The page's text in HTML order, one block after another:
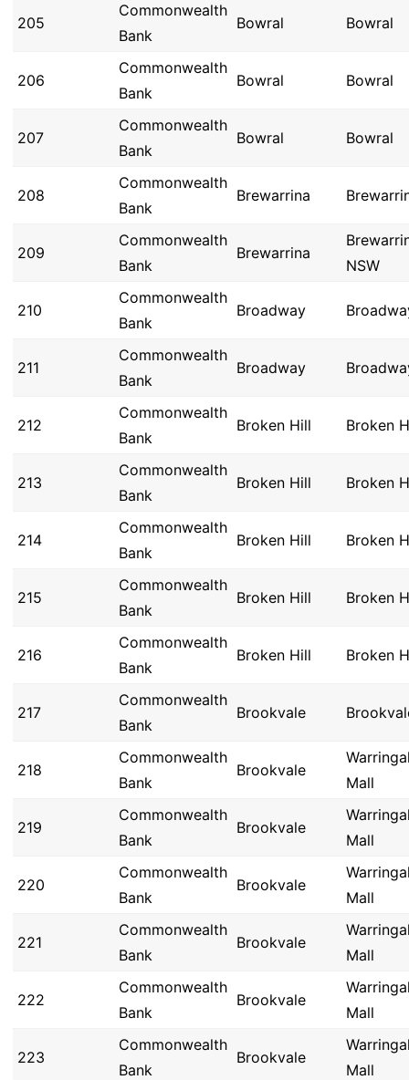
205
Commonwealth
Bank
Bowral Bowral
206
Commonwealth
Bank
Bowral Bowral
207
Commonwealth
Bank
Bowral Bowral
208
Commonwealth
Bank
Brewarrina
209
Commonwealth
Bank
Brewarrina
NSW
210
Commonwealth
Bank
Broadway
211
Commonwealth
Bank
Broadway
212
Commonwealth
Bank
Broken Hill Broken
213
Commonwealth
Bank
Broken Hill Broken
214
Commonwealth
Bank
Broken Hill Broken
215
Commonwealth
Bank
Broken Hill Broken
216
Commonwealth
Bank
Broken Hill Broken
217
Commonwealth
Bank
Brookvale
218
Commonwealth
Bank
Brookvale
Mall
219
Commonwealth
Bank
Brookvale
Mall
220
Commonwealth
Bank
Brookvale
Mall
221
Commonwealth
Bank
Brookvale
Mall
222
Commonwealth
Bank
Brookvale
Mall
223
Commonwealth
Bank
Brookvale
Mall